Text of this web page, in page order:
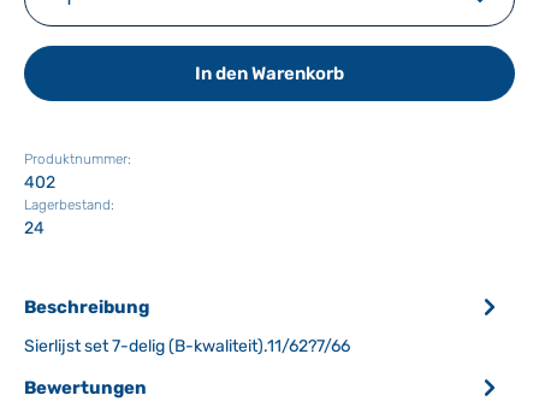
In den Warenkorb
Produktnummer:
402
Lagerbestand:
24
Beschreibung
Sierlijst set 7-delig (B-kwaliteit).11/62?7/66
Bewertungen